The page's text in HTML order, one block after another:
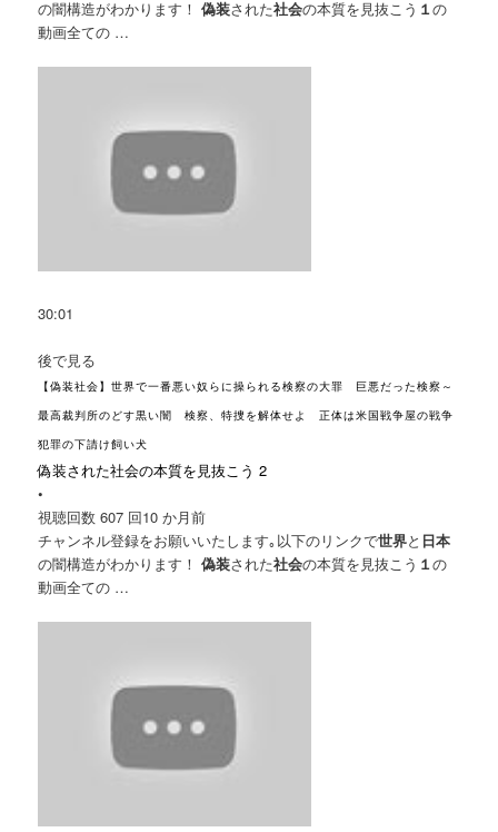
の闇構造がわかります！偽装された社会の本質を見抜こう １の
動画全ての …
30:01
後で見る
【偽装社会】世界で一番悪い奴らに操られる検察の大罪 巨悪だった検察～
最高裁判所のどす黒い闇 検察、特捜を解体せよ 正体は米国戦争屋の戦争
犯罪の下請け飼い犬
偽装された社会の本質を見抜こう 2
•
視聴回数 607 回10 か月前
チャンネル登録をお願いいたします｡以下のリンクで世界と 日本
の闇構造がわかります！偽装された社会の本質を見抜こう １の
動画全ての …